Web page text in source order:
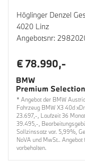
Höglinger Denzel
4020 Linz
Angebotsnr:
€ 78.990,-
* Angebot der BMW
Fahrzeug BMW X3 40d
23.697,-, Laufzeit 36
39.495,-,
Sollzinssatz var. 5,99%,
NoVA und MwSt..
vorbehalten.